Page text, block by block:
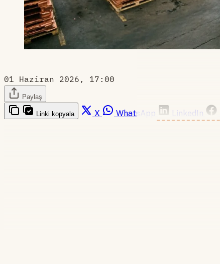
01 Haziran 2026, 17:00
Paylaş
Linki kopyala X WhatsApp LinkedIn